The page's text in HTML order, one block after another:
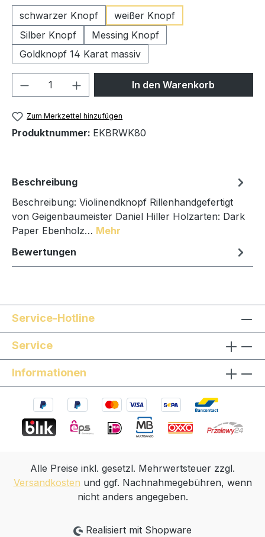
schwarzer Knopf
weißer Knopf
Silber Knopf
Messing Knopf
Goldknopf 14 Karat massiv
Produkt Anzahl: Gib denIn den Warenkorb
Zum Merkzettel hinzufügen
Produktnummer: EKBRWK80
Beschreibung
Beschreibung: Violinendknopf Rillenhandgefertigt
von Geigenbaumeister Daniel Hiller Holzarten: Dark
Paper Ebenholz… Mehr
Bewertungen
Service-Hotline
Service
Informationen
Alle Preise inkl. gesetzl. Mehrwertsteuer zzgl.
Versandkosten und ggf. Nachnahmegebühren, wenn
nicht anders angegeben.
Realisiert mit Shopware